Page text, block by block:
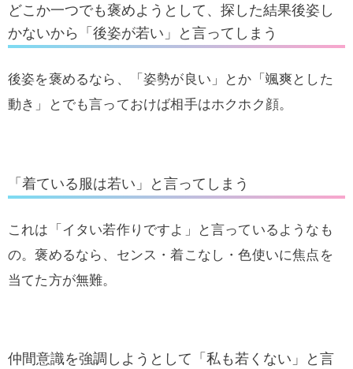
どこか一つでも褒めようとして、探した結果後姿し
かないから「後姿が若い」と言ってしまう
後姿を褒めるなら、「姿勢が良い」とか「颯爽とした
動き」とでも言っておけば相手はホクホク顔。
「着ている服は若い」と言ってしまう
これは「イタい若作りですよ」と言っているようなも
の。褒めるなら、センス・着こなし・色使いに焦点を
当てた方が無難。
仲間意識を強調しようとして「私も若くない」と言